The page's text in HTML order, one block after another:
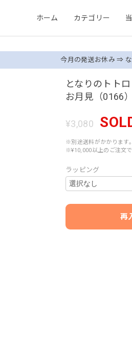
ホーム カテゴリー
今月の発送お休み ⇒
となりのトト
お月見（0166）
¥3,080
※別途送料がかかります。
※¥10,000以上のご注文
ラッピング
再